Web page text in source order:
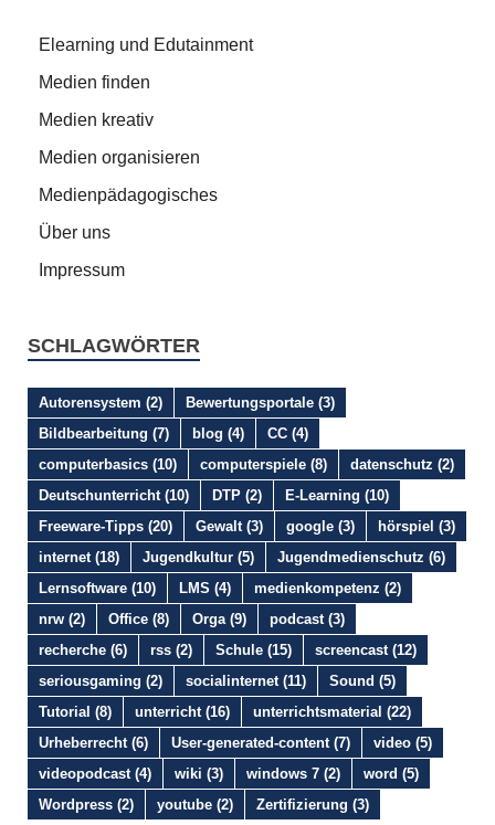
Elearning und Edutainment
Medien finden
Medien kreativ
Medien organisieren
Medienpädagogisches
Über uns
Impressum
SCHLAGWÖRTER
Autorensystem (2) Bewertungsportale (3)
Bildbearbeitung (7) blog (4) CC (4)
computerbasics (10) computerspiele (8) datenschutz (2)
Deutschunterricht(10) DTP (2) E-Learning (10)
Freeware-Tipps (20) Gewalt(3) google (3) hörspiel (3)
internet(18) Jugendkultur (5) Jugendmedienschutz (6)
Lernsoftware (10) LMS (4) medienkompetenz (2)
nrw (2) Office (8) Orga(9) podcast(3)
recherche (6) rss (2) Schule (15) screencast(12)
seriousgaming (2) socialinternet(11) Sound (5)
Tutorial (8) unterricht(16) unterrichtsmaterial (22)
Urheberrecht(6) User-generated-content(7) video (5)
videopodcast(4) wiki (3) windows 7 (2) word (5)
Wordpress (2) youtube (2) Zertifizierung (3)